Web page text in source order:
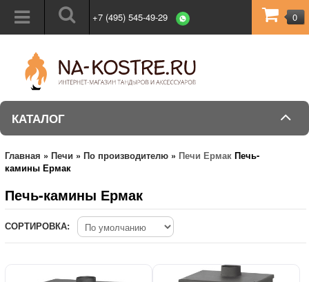
+7 (495) 545-49-29 0
КАТАЛОГ
Главная » Печи » По производителю » Печи Ермак Печь-
камины Ермак
Печь-камины Ермак
СОРТИРОВКА: